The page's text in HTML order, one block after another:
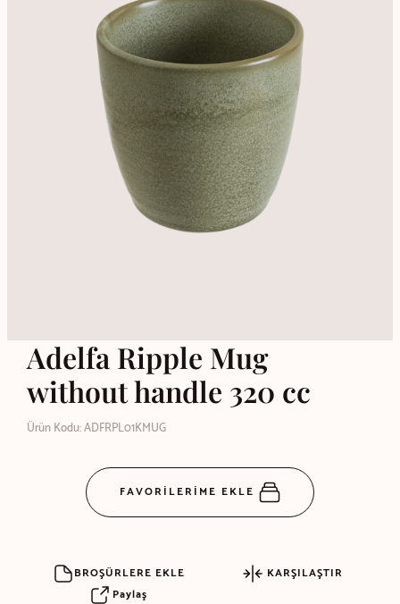
Adelfa Ripple Mug
without handle 320 cc
Ürün Kodu: ADFRPL01KMUG
FAVORİLERİME EKLE
BROŞÜRLERE EKLE
KARŞILAŞTIR
Paylaş